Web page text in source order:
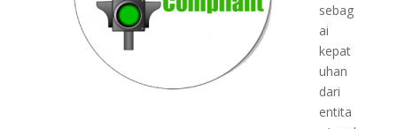
sebag
ai
kepat
uhan
dari
entita